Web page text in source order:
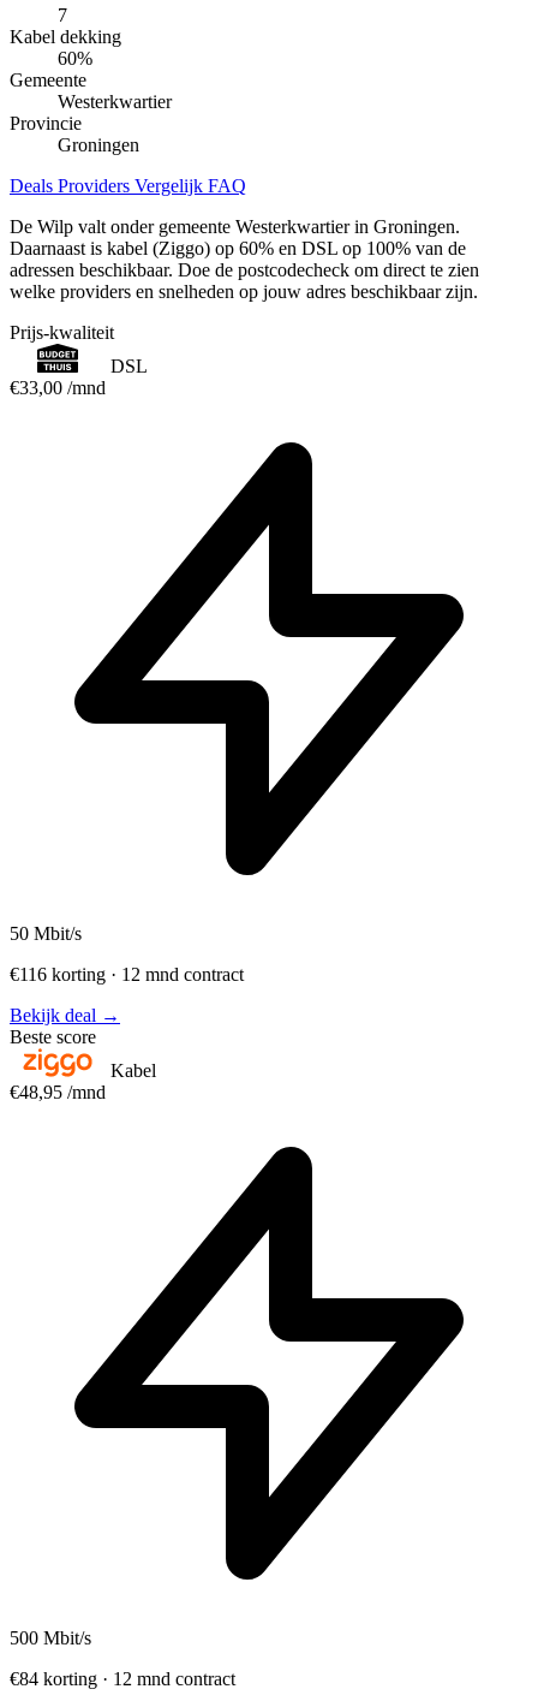
7
Kabel dekking
60%
Gemeente
Westerkwartier
Provincie
Groningen
Deals Providers Vergelijk FAQ
De Wilp valt onder gemeente Westerkwartier in Groningen.
Daarnaast is kabel (Ziggo) op 60% en DSL op 100% van de
adressen beschikbaar. Doe de postcodecheck om direct te zien
welke providers en snelheden op jouw adres beschikbaar zijn.
Prijs-kwaliteit
DSL
€33,00 /mnd
50 Mbit/s
€116 korting · 12 mnd contract
Bekijk deal →
Beste score
Kabel
€48,95 /mnd
500 Mbit/s
€84 korting · 12 mnd contract